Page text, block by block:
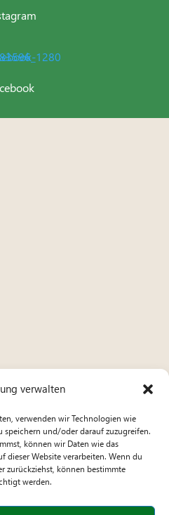
verwalten
verwenden wir Technologien wie
speichern und/oder darauf zuzugreifen.
können wir Daten wie das
dieser Website verarbeiten. Wenn du
zurückziehst, können bestimmte
werden.